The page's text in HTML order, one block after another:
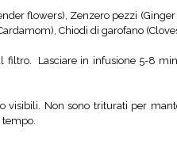
flowers), Zenzero pezzi
Chiodi di garofano
filtro. Lasciare in infusione 5-8
visibili. Non sono triturati per
tempo.